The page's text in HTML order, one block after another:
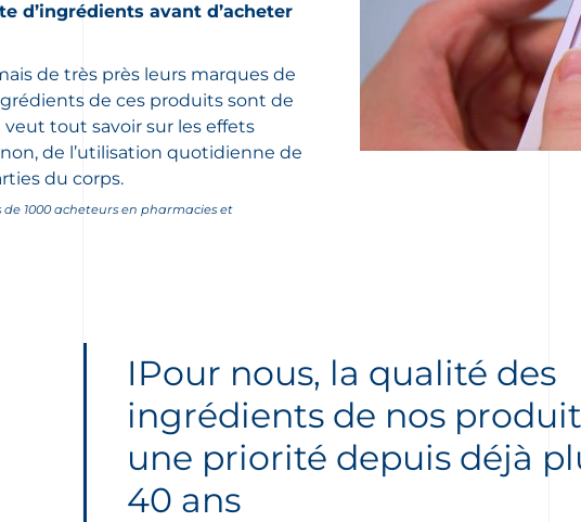
d’ingrédients avant d’acheter
de très près leurs marques de
de ces produits sont de
tout savoir sur les effets
de l’utilisation quotidienne de
du corps.
1000 acheteurs en pharmacies et
IPour nous, la qualité des
ingrédients de nos
une priorité depuis déjà
40 ans